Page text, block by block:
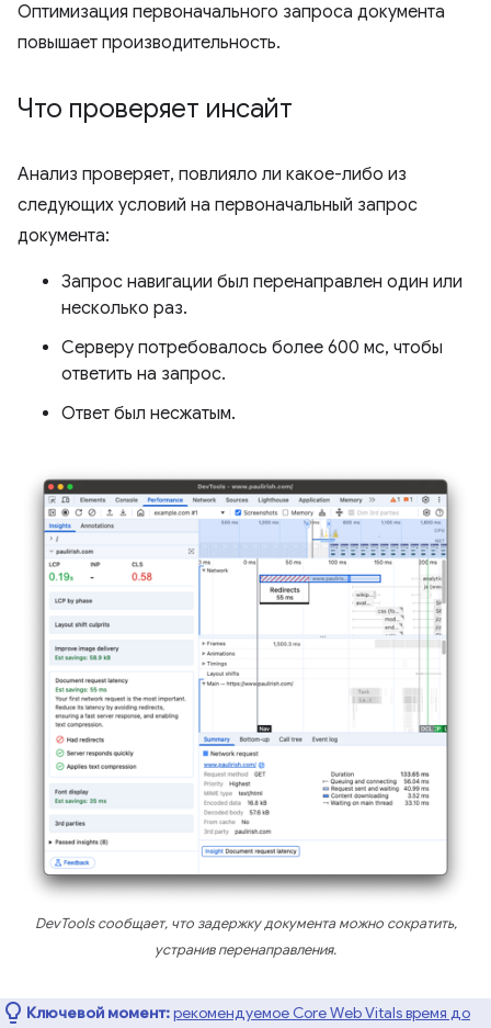
Оптимизация первоначального запроса документа
повышает производительность.
Что проверяет инсайт
Анализ проверяет, повлияло ли какое-либо из
следующих условий на первоначальный запрос
документа:
Запрос навигации был перенаправлен один или
несколько раз.
Серверу потребовалось более 600 мс, чтобы
ответить на запрос.
Ответ был несжатым.
DevTools сообщает, что задержку документа можно сократить,
устранив перенаправления.
Ключевой момент:рекомендуемое Core Web Vitals время до